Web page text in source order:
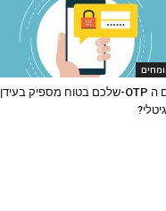
האם ה OTP-שלכם בטוח מספיק בעידן